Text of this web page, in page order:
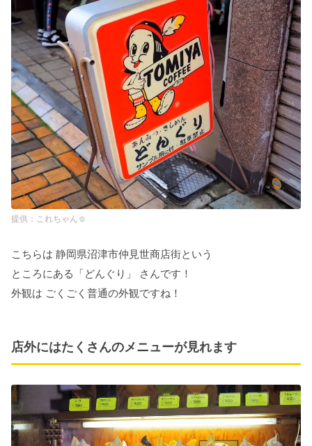
これちゃん☺︎
こちらは 静岡県沼津市仲見世商店街という
ところにある「どんぐり」 さんです！
外観は ごくごく普通の外観ですね！
店外にはたくさんのメニューが見れます